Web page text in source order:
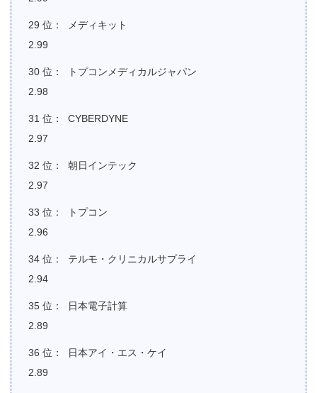
メディキット
2.99
トプコンメディカルジャパン
2.98
CYBERDYNE
2.97
朝日インテック
2.97
トプコン
2.96
テルモ・クリニカルサプライ
2.94
日本電子計算
2.89
日本アイ・エス・ケイ
2.89